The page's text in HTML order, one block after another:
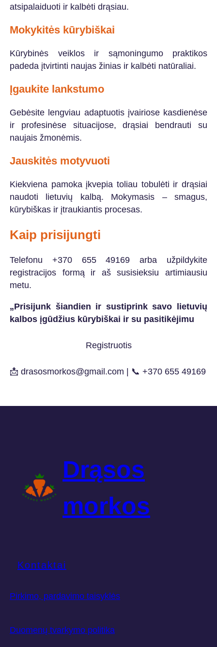
atsipalaiduoti ir kalbėti drąsiau.
Mokykitės kūrybiškai
Kūrybinės veiklos ir sąmoningumo praktikos
padeda įtvirtinti naujas žinias ir kalbėti natūraliai.
Įgaukite lankstumo
Gebėsite lengviau adaptuotis įvairiose kasdienėse
ir profesinėse situacijose, drąsiai bendrauti su
naujais žmonėmis.
Jauskitės motyvuoti
Kiekviena pamoka įkvepia toliau tobulėti ir drąsiai
naudoti lietuvių kalbą. Mokymasis – smagus,
kūrybiškas ir įtraukiantis procesas.
Kaip prisijungti
Telefonu +370 655 49169 arba užpildykite
registracijos formą ir aš susisieksiu artimiausiu
metu.
„Prisijunk šiandien ir sustiprink savo lietuvių
kalbos įgūdžius kūrybiškai ir su pasitikėjimu
Registruotis
📩 drasosmorkos@gmail.com | 📞 +370 655 49169
Drąsos
morkos
Kontaktai
Pirkimo, pardavimo taisyklės
Duomenų tvarkymo politika